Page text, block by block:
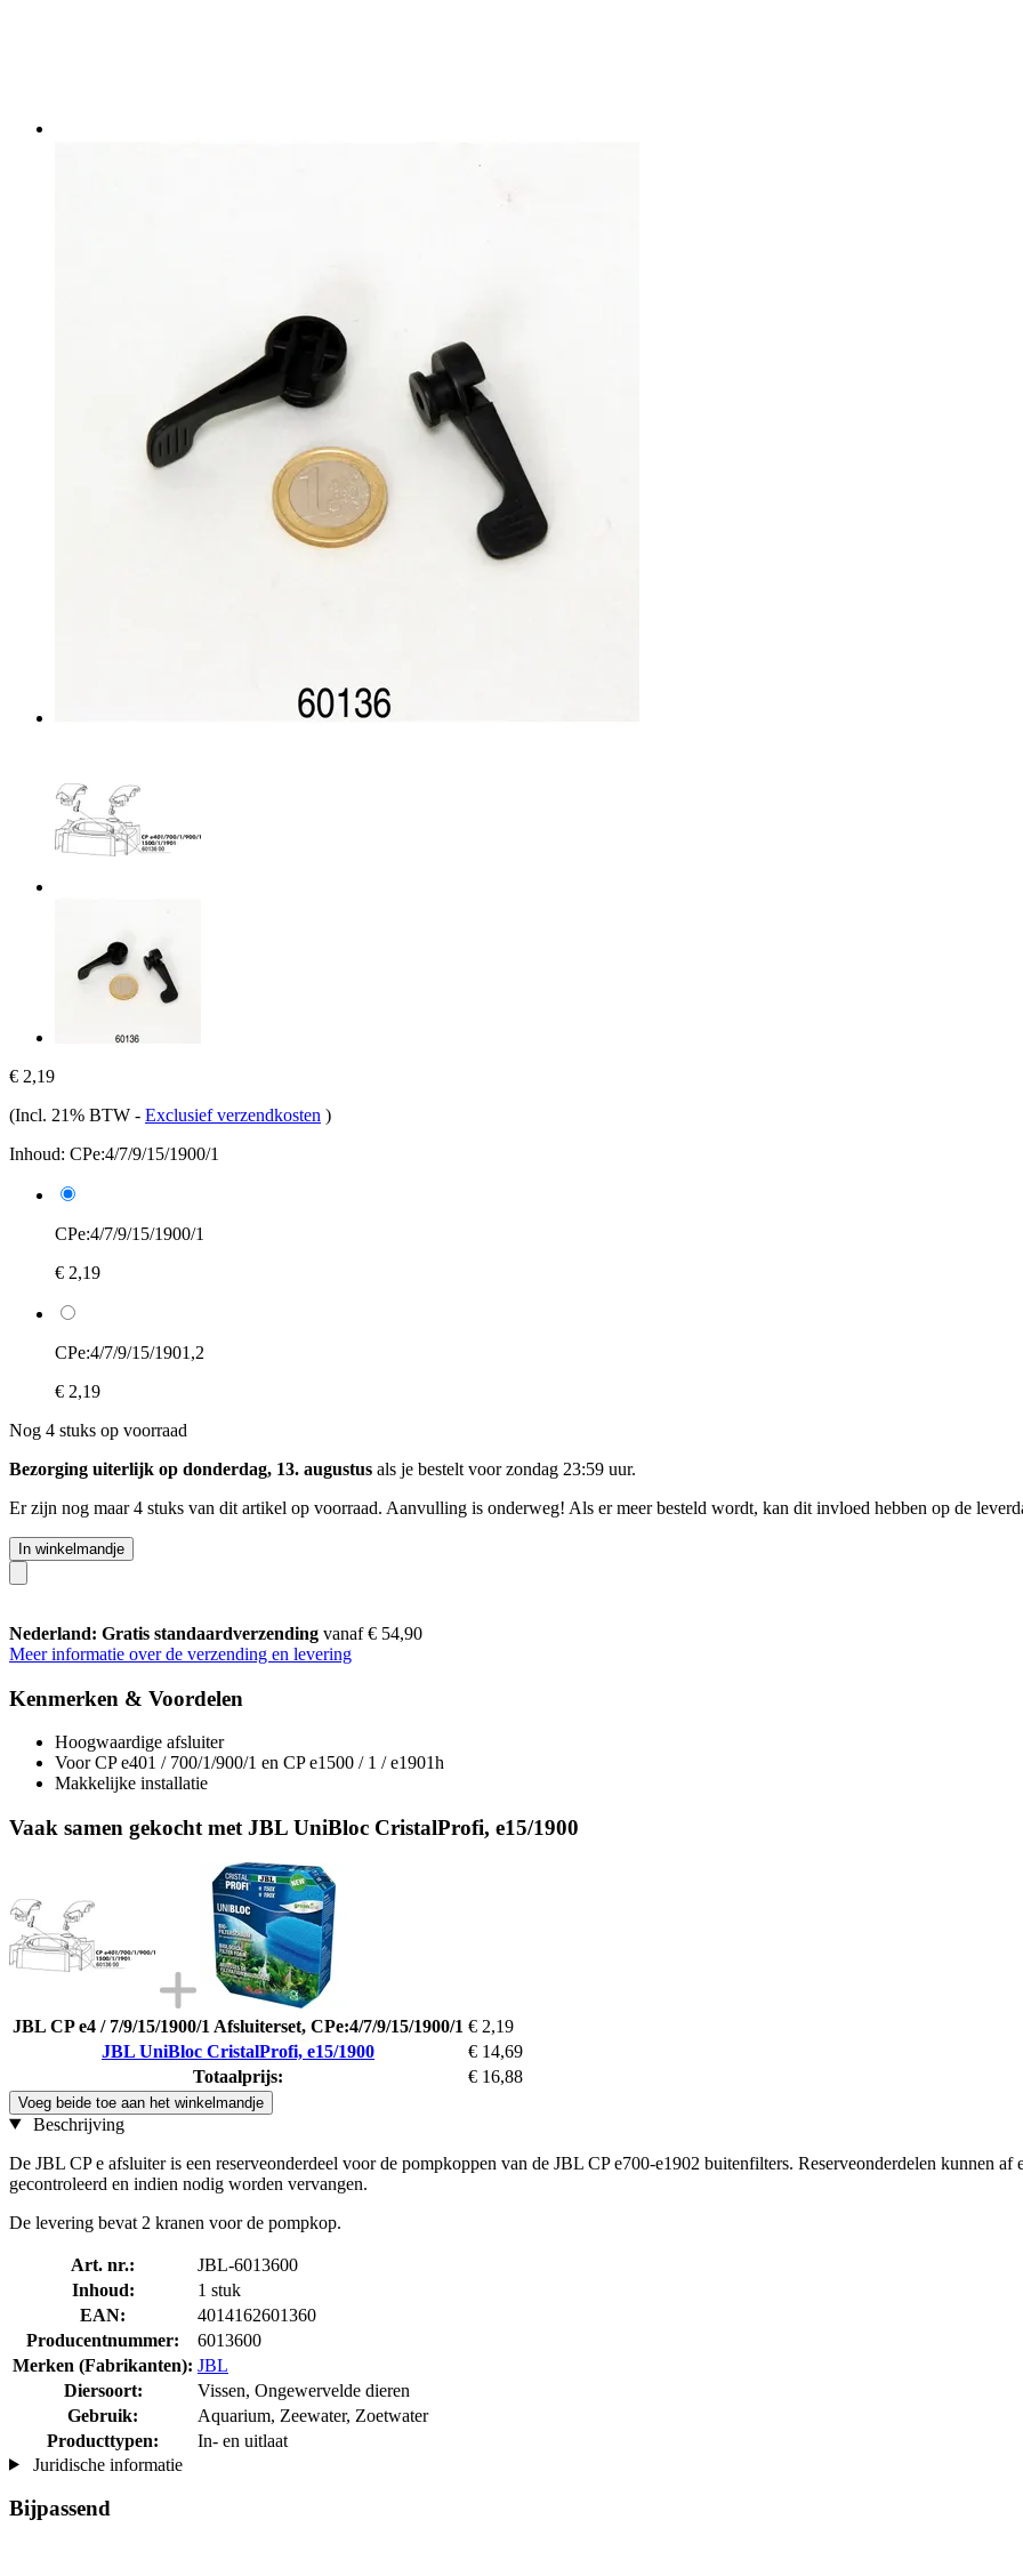
€ 2,19
(Incl. 21% BTW - Exclusief verzendkosten )
Inhoud: CPe:4/7/9/15/1900/1
CPe:4/7/9/15/1900/1
€ 2,19
CPe:4/7/9/15/1901,2
€ 2,19
Nog 4 stuks op voorraad
Bezorging uiterlijk op donderdag, 13. augustus als je bestelt voorzondag 23:59 uur.
Er zijn nog maar 4 stuks van dit artikel op voorraad. Aanvulling is onderweg! Als er meer besteld wordt, kan dit invloed hebben op de
In winkelmandje
Nederland: Gratis standaardverzending vanaf € 54,90
Meer informatie over de verzending en levering
Kenmerken & Voordelen
Hoogwaardige afsluiter
Voor CP e401 / 700/1/900/1 en CP e1500 / 1 / e1901h
Makkelijke installatie
Vaak samen gekocht met JBL UniBloc CristalProfi, e15/1900
JBL CP e4 / 7/9/15/1900/1 Afsluiterset, CPe:4/7/9/15/1900/1 € 2,19
JBL UniBloc CristalProfi, e15/1900
€ 14,69
Totaalprijs:
€ 16,88
Voeg beide toe aan het winkelmandje
Beschrijving
De JBL CP e afsluiter is een reserveonderdeel voor de pompkoppen van de JBL CP e700-e1902 buitenfilters. Reserveonderdelen kunnen af
gecontroleerd en indien nodig worden vervangen.
De levering bevat 2 kranen voor de pompkop.
Art. nr.:
JBL-6013600
Inhoud:
1 stuk
EAN:
4014162601360
Producentnummer:
6013600
Merken (Fabrikanten): JBL
Diersoort:
Vissen, Ongewervelde dieren
Gebruik:
Aquarium, Zeewater, Zoetwater
Producttypen:
In- en uitlaat
Juridische informatie
Bijpassend